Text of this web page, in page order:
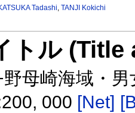
Tadashi,TANJI Kokichi
トル
母崎海域・
000 [Net]